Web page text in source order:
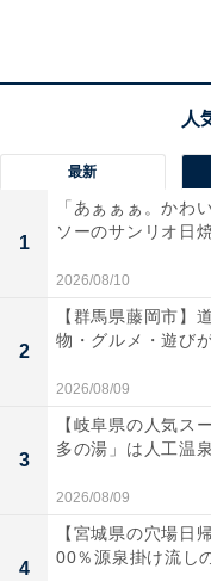
交通手段：JR嬉野温
大人1名（参考価格
※プラン・部屋によ
チェックイン・チェ
チェックイン：16:00
チェックアウト：
あわせて読みたい
【佐賀
最新
1
「あぁぁぁ。かわ
ソーのサンリオ日
2026/08/10
2
【群馬県藤岡市】
物・グルメ・遊び
2026/08/09
3
【岐阜県の人気ス
多の湯」は人工温
2026/08/09
4
【宮城県の穴場日
00％源泉掛け流し